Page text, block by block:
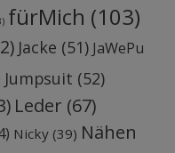
fürMich (103)
Jacke (51) JaWePu
Jumpsuit (52)
Leder (67)
Nicky (39) Nähen